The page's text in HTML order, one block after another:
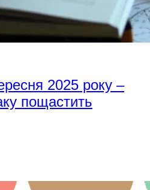
2025 року –
пощастить